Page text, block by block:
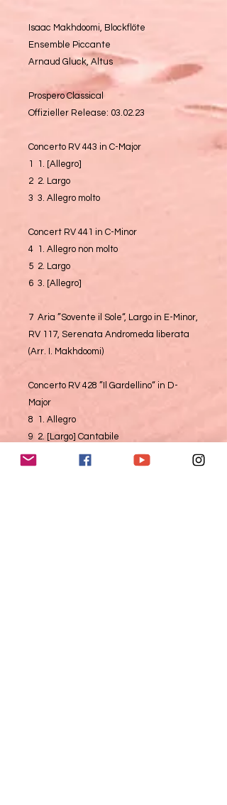
Isaac Makhdoomi, Blockflöte
Ensemble Piccante
Arnaud Gluck, Altus
Prospero Classical
Offizieller Release: 03.02.23
Concerto RV 443 in C-Major
1 1. [Allegro]
2 2. Largo
3 3. Allegro molto
Concert RV 441 in C-Minor
4 1. Allegro non molto
5 2. Largo
6 3. [Allegro]
7 Aria ”Sovente il Sole“, Largo in E-Minor,
RV 117, Serenata Andromeda liberata
(Arr. I. Makhdoomi)
Concerto RV 428 ”Il Gardellino“ in D-
Major
8 1. Allegro
9 2. [Largo] Cantabile
10 3. Allegro